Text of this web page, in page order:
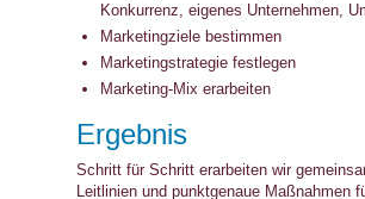
Konkurrenz, eigenes Unternehmen,
Marketingziele bestimmen
Marketingstrategie festlegen
Marketing-Mix erarbeiten
Ergebnis
Schritt für Schritt erarbeiten wir
Leitlinien und punktgenaue Maßnahmen